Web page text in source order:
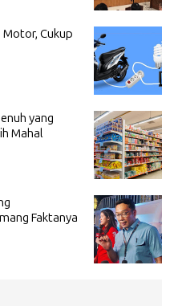
Motor, Cukup
yang
Mahal
Faktanya